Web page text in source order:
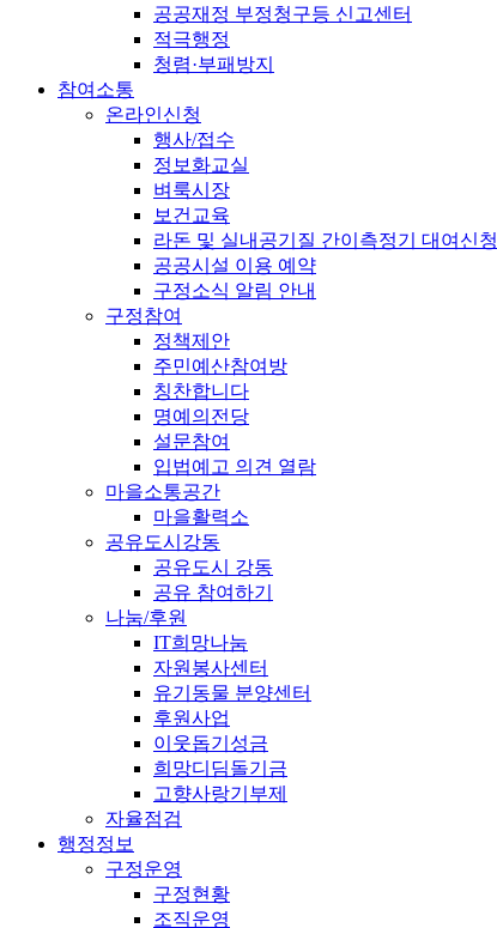
공공재정 부정청구등 신고센터
적극행정
청렴·부패방지
참여소통
온라인신청
행사/접수
정보화교실
벼룩시장
보건교육
라돈 및 실내공기질 간이측정기 대여신청
공공시설 이용 예약
구정소식 알림 안내
구정참여
정책제안
주민예산참여방
칭찬합니다
명예의전당
설문참여
입법예고 의견 열람
마을소통공간
마을활력소
공유도시강동
공유도시 강동
공유 참여하기
나눔/후원
IT희망나눔
자원봉사센터
유기동물 분양센터
후원사업
이웃돕기성금
희망디딤돌기금
고향사랑기부제
자율점검
행정정보
구정운영
구정현황
조직운영